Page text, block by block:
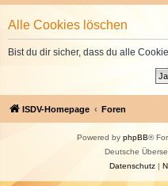
Alle Cookies löschen
Bist du dir sicher, dass du alle
ISDV-Homepage Foren
Powered by phpBB®
Deutsche
Datenschutz|